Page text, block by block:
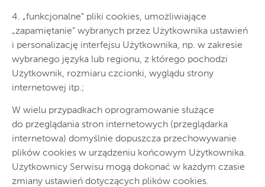
4. „funkcjonalne” pliki cookies, umożliwiające
„zapamiętanie” wybranych przez Użytkownika ustawień
i personalizację interfejsu Użytkownika, np. w zakresie
wybranego języka lub regionu, z którego pochodzi
Użytkownik, rozmiaru czcionki, wyglądu strony
internetowej itp.;
W wielu przypadkach oprogramowanie służące
do przeglądania stron internetowych (przeglądarka
internetowa) domyślnie dopuszcza przechowywanie
plików cookies w urządzeniu końcowym Użytkownika.
Użytkownicy Serwisu mogą dokonać w każdym czasie
zmiany ustawień dotyczących plików cookies.